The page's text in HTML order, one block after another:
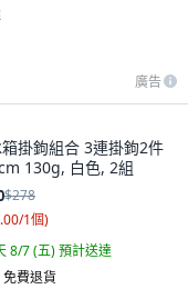
廣告
掛鉤組合 3連掛鉤2件
130g, 白色, 2組
$278
1個)
8/7 (五)預計送達
免費退貨